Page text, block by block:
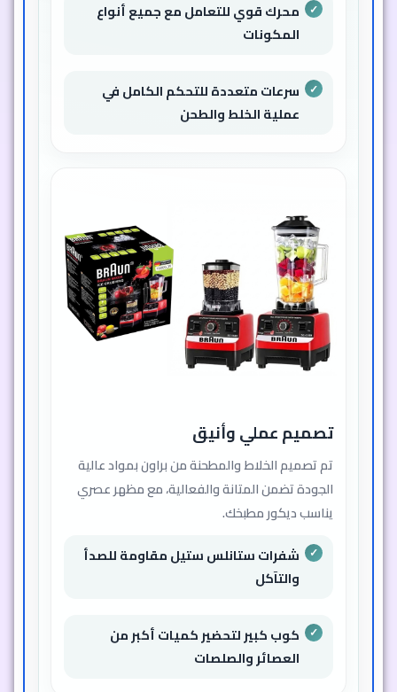
محرك قوي للتعامل مع جميع أنواع
المكونات
سرعات متعددة للتحكم الكامل في
عملية الخلط والطحن
تصميم عملي وأنيق
تم تصميم الخلاط والمطحنة من براون بمواد عالية
الجودة تضمن المتانة والفعالية، مع مظهر عصري
يناسب ديكور مطبخك.
شفرات ستانلس ستيل مقاومة للصدأ
والتآكل
كوب كبير لتحضير كميات أكبر من
العصائر والصلصات